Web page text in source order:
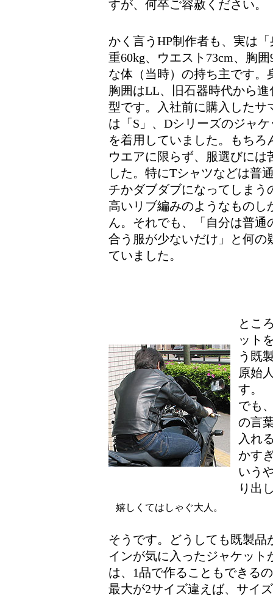
すが、何卒ご容赦ください。
かく言うHP制作者も、実は「
重60kg、ウエスト73cm、胸
な体（当時）の持ち主です。
胸囲はLL、旧石器時代から
型です。入社前に購入したサ
は「S」、Dシリーズのジャ
を着用していました。もちろ
ウエアに限らず、服選びには
した。特にTシャツなどは普
チかダブダブになってしまう
高いリブ編みのようなものし
ん。それでも、「自分は普通
合う服が少ないだけ」と何の
ていました。
とこ
ット
う既
原始
す。
でも
の言
入れ
かす
いう
り出
嬉しくてはしゃぐ大人。
そうです。どうしても既製
インが気に入ったジャケッ
は、1品で作ることもできる
最大が2サイズ違えば、サイ